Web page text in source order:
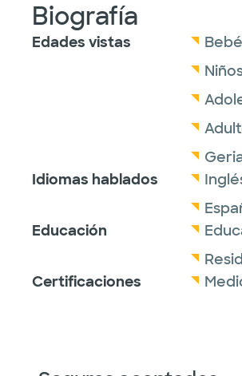
Biografía
Edades vistas
Idiomas hablados
Educación
Certificaciones